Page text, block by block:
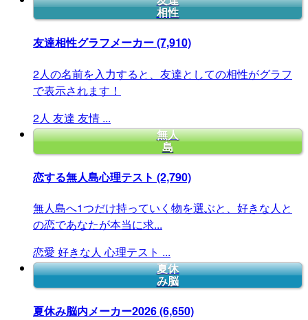
相性
友達相性グラフメーカー(7,910)
2人の名前を入力すると、友達としての相性がグラフ
で表示されます！
2人 友達 友情 ...
無人
島
恋する無人島心理テスト (2,790)
無人島へ1つだけ持っていく物を選ぶと、好きな人と
の恋であなたが本当に求...
恋愛 好きな人 心理テスト ...
夏休
み脳
夏休み脳内メーカー2026(6,650)